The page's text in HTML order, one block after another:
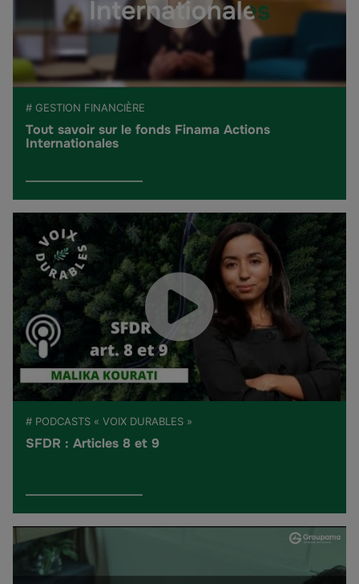
# GESTION FINANCIÈRE
Tout savoir sur le fonds Finama Actions
Internationales
# PODCASTS « VOIX DURABLES »
SFDR : Articles 8 et 9